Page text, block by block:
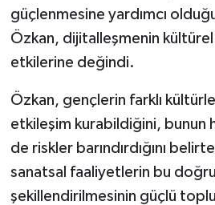
güçlenmesine yardımcı
Özkan, dijitalleşmenin
etkilerine değindi.
Özkan, gençlerin farklı
etkileşim kurabildiğini, bunun
de riskler barındırdığını
sanatsal faaliyetlerin bu
şekillendirilmesinin güçlü